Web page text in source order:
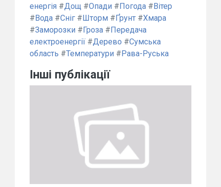
енергія #Дощ #Опади # Погода # Вітер
# Вода #Сніг # Шторм # Ґрунт #Хмара
#Заморозки # Гроза # Передача
електроенергії #Дерево #Сумська
область #Температури # Рава-Руська
Інші публікації